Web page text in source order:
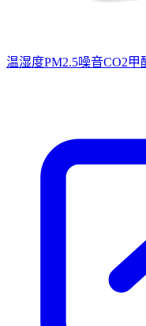
温湿度PM2.5噪音CO2